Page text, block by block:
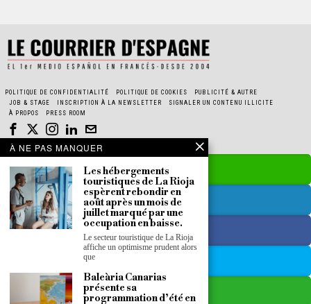
POLITIQUE DE CONFIDENTIALITÉ POLITIQUE DE COOKIES
PUBLICITÉ & AUTRE
JOB & STAGE
INSCRIPTION À LA NEWSLETTER
SIGNALER UN CONTENU ILLICITE
À PROPOS
PRESS ROOM
À NE PAS MANQUER
Les hébergements
touristiques de La Rioja
espèrent rebondir en
août après un mois de
juillet marqué par une
occupation en baisse.
Le secteur touristique de La Rioja
affiche un optimisme prudent alors
que
Baleària Canarias
présente sa
programmation d’été en